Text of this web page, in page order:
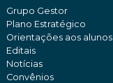
Grupo Gestor
Plano Estratégico
Orientações aos alunos
Editais
Notícias
Convênios